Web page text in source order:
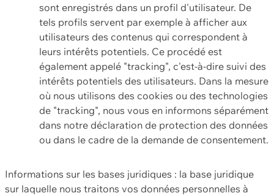
sont enregistrés dans un profil d'utilisateur. De
tels profils servent par exemple à afficher aux
utilisateurs des contenus qui correspondent à
leurs intérêts potentiels. Ce procédé est
également appelé "tracking", c'est-à-dire suivi des
intérêts potentiels des utilisateurs. Dans la mesure
où nous utilisons des cookies ou des technologies
de "tracking", nous vous en informons séparément
dans notre déclaration de protection des données
ou dans le cadre de la demande de consentement.
Informations sur les bases juridiques : la base juridique
sur laquelle nous traitons vos données personnelles à